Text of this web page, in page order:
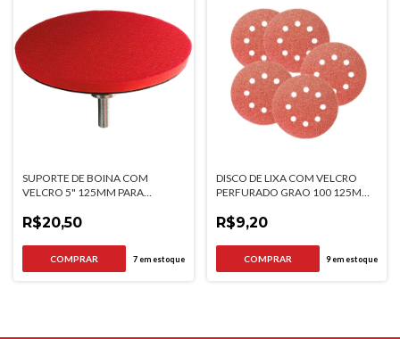
SUPORTE DE BOINA COM
VELCRO 5" 125MM PARA
R$20,50
7em estoque
DISCO DE LIXA COM VELCRO
PERFURADO GRAO 100 125MM
R$9,20
9em estoque